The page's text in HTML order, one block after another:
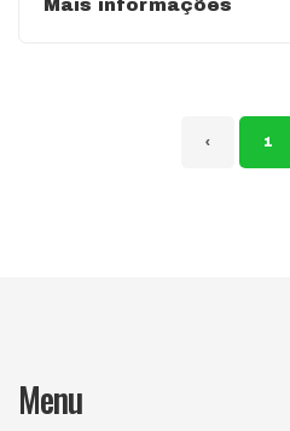
Mais informações
‹ 1
Menu